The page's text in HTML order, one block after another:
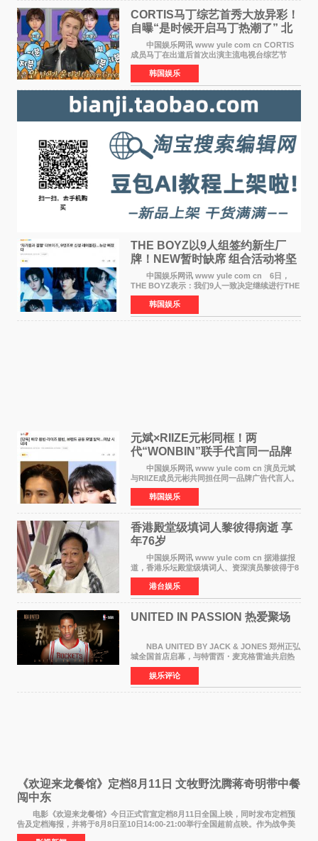
CORTIS马丁综艺首秀大放异彩！
自曝“是时候开启马丁热潮了” 北
美巡演火热进行中
中国娱乐网讯 www yule com cn CORTIS
成员马丁在出道后首次出演主流电视台综艺节
目，展现了多才多艺的魅力。 马丁出演了5日
播出的MBC《Radio Star》Fashion与Passion
之间，I&lsquo;m
韩国娱乐
THE BOYZ以9人组签约新生厂
牌！NEW暂时缺席 组合活动将坚
定不移继续
中国娱乐网讯 www yule com cn 6日，
THE BOYZ表示：我们9人一致决定继续进行THE
BOYZ组合活动，并且已经完成了组合团体活动
签约。目前正在新生厂牌下进行活动准备。尚未
离开THE BOYZ原所
韩国娱乐
元斌×RIIZE元彬同框！两
代“WONBIN”联手代言同一品牌
颜值天花板合体
中国娱乐网讯 www yule com cn 演员元斌
与RIIZE成员元彬共同担任同一品牌广告代言人。
6日据独家报道，继演员元斌之后，RIIZE元彬最
近也被选为某在线中介平台A公司的共同广告代言
人，两人将作
韩国娱乐
香港殿堂级填词人黎彼得病逝 享
年76岁​
中国娱乐网讯 www yule com cn 据港媒报
道，香港乐坛殿堂级填词人、资深演员黎彼得于8
月5日上午因病离世，终年76岁。好友钟志光透
露，黎彼得今年3月中风后便卧床休养，身体机能
持续衰退，最
港台娱乐
UNITED IN PASSION 热爱聚场
NBA UNITED BY JACK & JONES 郑州正弘
城全国首店启幕，与特雷西・麦克格雷迪共启热
爱 2026 年7 月21 日，
NBAUNITEDBYJACK&JONES 全国首店，于郑
州正弘城正式启幕。NBA 传奇球星
娱乐评论
《欢迎来龙餐馆》定档8月11日 文牧野沈腾蒋奇明带中餐
闯中东
电影《欢迎来龙餐馆》今日正式官宣定档8月11日全国上映，同时发布定档预
告及定档海报，并将于8月8日至10日14:00-21:00举行全国超前点映。作为战争美
食大片，影片讲述的是中国厨师徐福（沈腾